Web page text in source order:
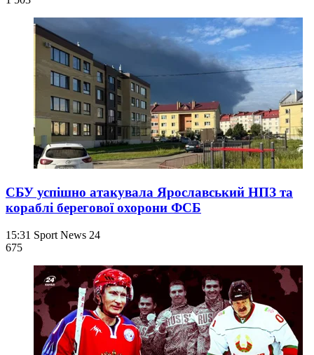
СБУ успішно атакувала Ярославський НПЗ та
кораблі берегової охорони ФСБ
15:31 Sport News 24
675